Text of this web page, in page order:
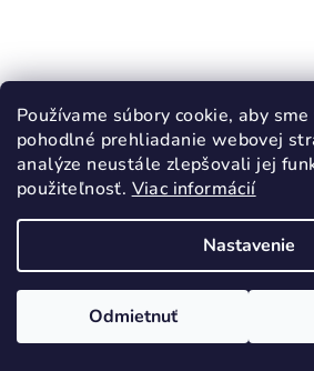
Používame súbory cookie, aby
pohodlné prehliadanie webovej
analýze neustále zlepšovali jej
použiteľnosť. Viac informácií
Nastavenie
Odmietnuť